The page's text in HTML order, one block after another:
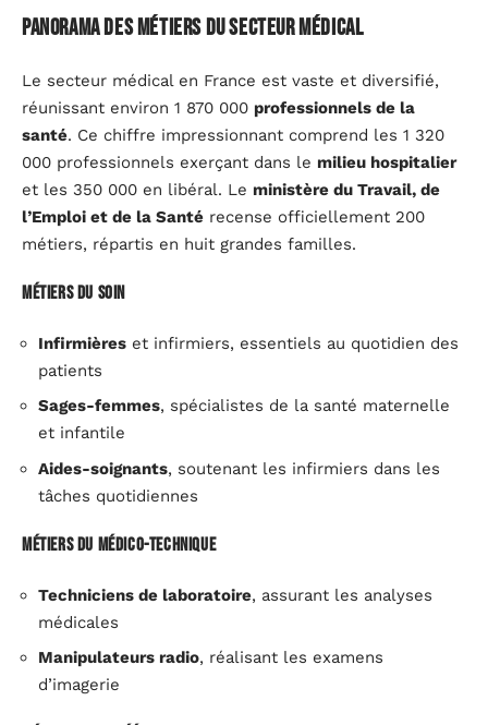
Panorama des métiers du secteur médical
Le secteur médical en France est vaste et diversifié,
réunissant environ 1 870 000 professionnels de la
santé. Ce chiffre impressionnant comprend les 1 320
000 professionnels exerçant dans le milieu hospitalier
et les 350 000 en libéral. Le ministère du Travail, de
l’Emploi et de la Santé recense officiellement 200
métiers, répartis en huit grandes familles.
Métiers du soin
Infirmières et infirmiers, essentiels au quotidien des
patients
Sages-femmes, spécialistes de la santé maternelle
et infantile
Aides-soignants, soutenant les infirmiers dans les
tâches quotidiennes
Métiers du médico-technique
Techniciens de laboratoire, assurant les analyses
médicales
Manipulateurs radio, réalisant les examens
d’imagerie